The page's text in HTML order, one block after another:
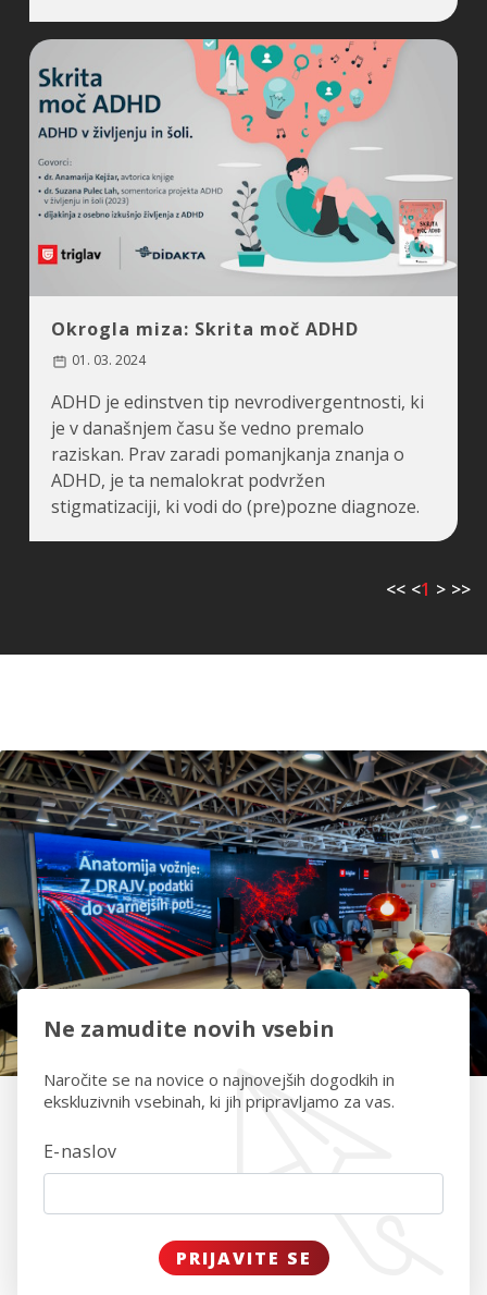
Okrogla miza: Skrita moč ADHD
01. 03. 2024
ADHD je edinstven tip nevrodivergentnosti, ki
je v današnjem času še vedno premalo
raziskan. Prav zaradi pomanjkanja znanja o
ADHD, je ta nemalokrat podvržen
stigmatizaciji, ki vodi do (pre)pozne diagnoze.
<< <1 > >>
Ne zamudite novih vsebin
Naročite se na novice o najnovejših dogodkih in
ekskluzivnih vsebinah, ki jih pripravljamo za vas.
E-naslov
PRIJAVITE SE